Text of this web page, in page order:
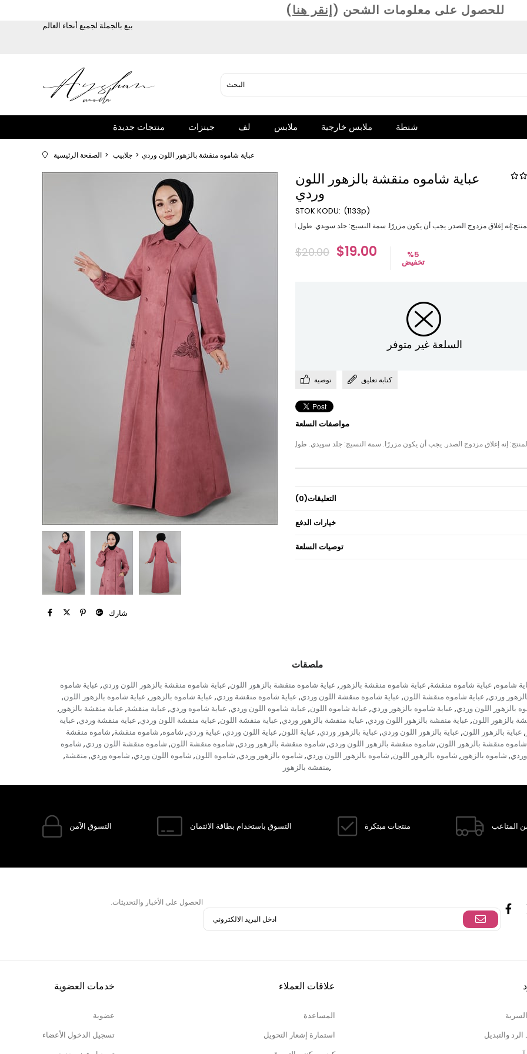
(للحصول على معلومات الشحن (إنقر هنا
بيع بالجملة لجميع أنحاء العالم
منتجات جديدة جينزات لف ملابس ملابس خارجية شنطة
الصفحة الرئيسية جلابيب عباية شاموه منقشة بالزهور اللون وردي
شارك
عباية شاموه منقشة بالزهور اللون
وردي
(1133p)
يجب أن يكون مزررًا. سمة النسيج: جلد سويدي. طول المنتج: 145 سم. نطاق الحجم: تتوفر أحجام 38-40-42-44-46-48-50. أبعاد النموذج: الارتفاع: 1.65 الوزن: 55 محيط الصدر: 85 سم محيط الخصر: 70 سم محيط الورك: 98 سم ملاحظة: قد يكون هناك اختلاف في لون المنتج بسبب مفهوم التصوير الفوتوغرافي.
$20.00 $19.00 %5
تخفيض
السلعة غير متوفر
توصية كتابة تعليق
مواصفات السلعة
الصدر. يجب أن يكون مزررًا. سمة النسيج: جلد سويدي. طول المنتج: 145 سم. نطاق الحجم: تتوفر أحجام 38-40-42-44-46-48-50. أبعاد النموذج: الارتفاع: 1.65 الوزن: 55 محيط الصدر: 85 سم محيط الخصر: 70 سم محيط الورك: 98 سم ملاحظة: قد يكون هناك اختلاف في لون المنتج بسبب مفهوم التصوير الفوتوغرافي.
التعليقات(0)
خيارات الدفع
توصيات السلعة
ملصقات
شاموه, عباية شاموه منقشة, عباية شاموه منقشة بالزهور , عباية شاموه منقشة بالزهور اللون, عباية شاموه منقشة بالزهور اللون وردي, عباية شاموه
وردي, عباية شاموه منقشة اللون, عباية شاموه منقشة اللون وردي, عباية شاموه منقشة وردي, عباية شاموه بالزهور , عباية شاموه بالزهور اللون,
بالزهور اللون وردي, عباية شاموه بالزهور وردي, عباية شاموه اللون, عباية شاموه اللون وردي, عباية شاموه وردي, عباية منقشة, عباية منقشة بالزهور ,
بالزهور اللون, عباية منقشة بالزهور اللون وردي, عباية منقشة بالزهور وردي, عباية منقشة اللون, عباية منقشة اللون وردي, عباية منقشة وردي, عباية
, عباية بالزهور اللون, عباية بالزهور اللون وردي, عباية بالزهور وردي, عباية اللون, عباية اللون وردي, عباية وردي, شاموه, شاموه منقشة, شاموه منقشة
شاموه منقشة بالزهور اللون, شاموه منقشة بالزهور اللون وردي, شاموه منقشة بالزهور وردي, شاموه منقشة اللون, شاموه منقشة اللون وردي, شاموه
, شاموه بالزهور , شاموه بالزهور اللون, شاموه بالزهور اللون وردي, شاموه بالزهور وردي, شاموه اللون, شاموه اللون وردي, شاموه وردي, منقشة,
منقشة بالزهور,
المتاعب منتجات مبتكرة التسوق باستخدام بطاقة الائتمان التسوق الآمن
الحصول على الأخبار والتحديثات.
والتبديل
علاقات العملاء
المساعدة
استمارة إشعار التحويل
خدمات العضوية
عضوية
تسجيل الدخول الأعضاء